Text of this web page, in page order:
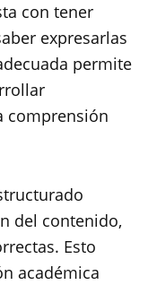
con tener
expresarlas
permite
comprensión
del contenido,
Esto
académica